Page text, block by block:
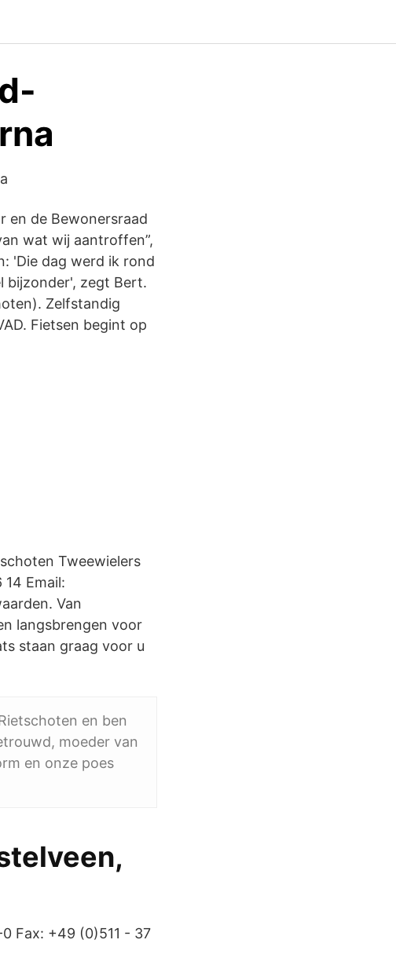
en de Bewonersraad
wat wij aantroffen”,
'Die dag werd ik rond
bijzonder', zegt Bert.
Zelfstandig
Fietsen begint op
Tweewielers
Email:
Van
langsbrengen voor
staan graag voor u
en ben
moeder van
en onze poes
Fax: +49 (0)511 - 37